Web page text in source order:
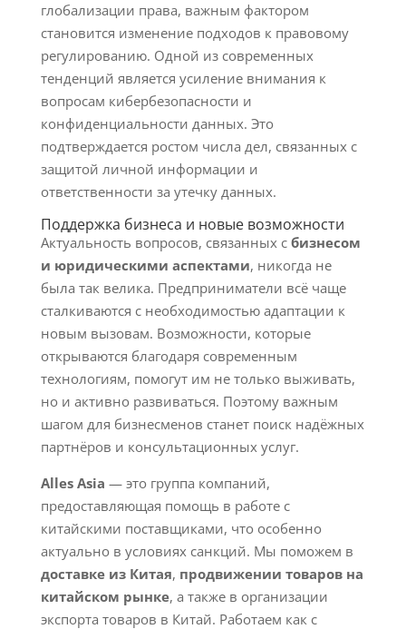
глобализации права, важным фактором
становится изменение подходов к правовому
регулированию. Одной из современных
тенденций является усиление внимания к
вопросам кибербезопасности и
конфиденциальности данных. Это
подтверждается ростом числа дел, связанных с
защитой личной информации и
ответственности за утечку данных.
Поддержка бизнеса и новые возможности
Актуальность вопросов, связанных с бизнесом
и юридическими аспектами, никогда не
была так велика. Предприниматели всё чаще
сталкиваются с необходимостью адаптации к
новым вызовам. Возможности, которые
открываются благодаря современным
технологиям, помогут им не только выживать,
но и активно развиваться. Поэтому важным
шагом для бизнесменов станет поиск надёжных
партнёров и консультационных услуг.
Alles Asia — это группа компаний,
предоставляющая помощь в работе с
китайскими поставщиками, что особенно
актуально в условиях санкций. Мы поможем в
доставке из Китая, продвижении товаров на
китайском рынке, а также в организации
экспорта товаров в Китай. Работаем как с